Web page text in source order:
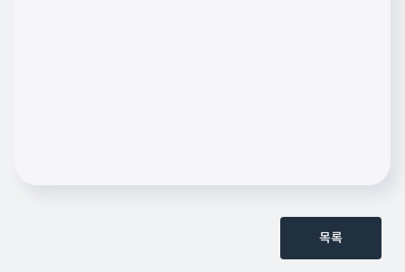
목록